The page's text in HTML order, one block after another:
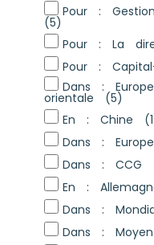
Pour :
(5)
Pour : La
Pour :
Dans :
orientale (5)
En : Chine
Dans : Europe
Dans : CCG
En :
Dans :
Dans :